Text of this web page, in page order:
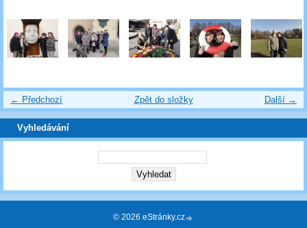
← Předchozí Další →
Zpět do složky
Vyhledávání
© 2026 eStránky.cz